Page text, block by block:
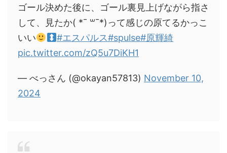
ゴール決めた後に、ゴール裏見上げながら指さ
して、見たか( *¯ ꒳¯*)って感じの原てるかっこ
いい
#エスパルス#spulse#原輝綺
pic.twitter.com/zQ5u7DiKH1
— べっさん (@okayan57813) November 10,
2024